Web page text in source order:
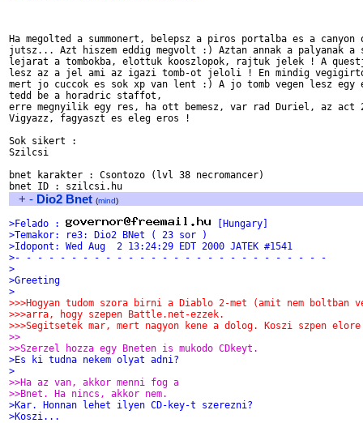
Ha megolted a summonert, belepsz a piros portalba es a canyon
jutsz... Azt hiszem eddig megvolt :) Aztan annak a palyanak a
lejarat a tombokba, elottuk kooszlopok, rajtuk jelek ! A
lesz az a jel ami az igazi tomb-ot jeloli ! En mindig
mert jo cuccok es sok xp van lent :) A jo tomb vegen lesz egy
tedd be a horadric staffot,
erre megnyilik egy res, ha ott bemesz, var rad Duriel, az act
Vigyazz, fagyaszt es eleg eros !
Sok sikert :
Szilcsi
bnet karakter : Csontozo (lvl 38 necromancer)
+ - Dio2 Bnet (mind)
>Felado :
[Hungary]
>Temakor: re3: Dio2 BNet ( 23 sor )
>Idopont: Wed Aug  2 13:24:29 EDT 2000 JATEK #1541
>- - - - - - - - - - - - - - - - - - - - - - - - - - - -
>
>Greeting
>
>>>Hogyan tudom szora birni a Diablo 2-met (amit nem boltban
>>>arra, hogy szepen Battle.net-ezzek.
>>>Segitsetek mar, mert nagyon kene a dolog. Koszi szpen
>>
>>Szerzel hozza egy Bneten is mukodo CDkeyt.
>Es ki tudna nekem olyat adni?
>
>>Ha az van, akkor menni fog a
>>Bnet. Ha nincs, akkor nem.
>Kar. Honnan lehet ilyen CD-key-t szerezni?
>Koszi...